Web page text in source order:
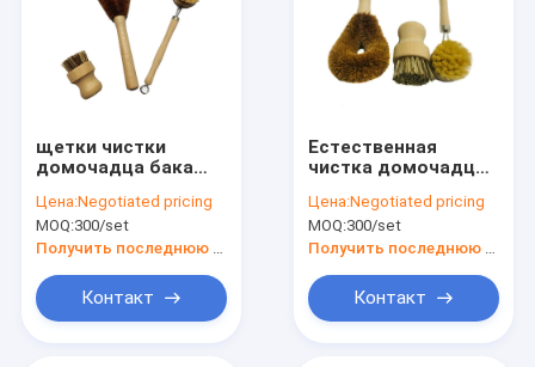
щетки чистки
домочадца бака
Цена:Negotiated pricing
MOQ:300/set
Контакт
Естественная
чистка домочадца
чистит шар щеткой
ладони 23.5cm для
кухни
Цена:Negotiated pricing
MOQ:300/set
Контакт